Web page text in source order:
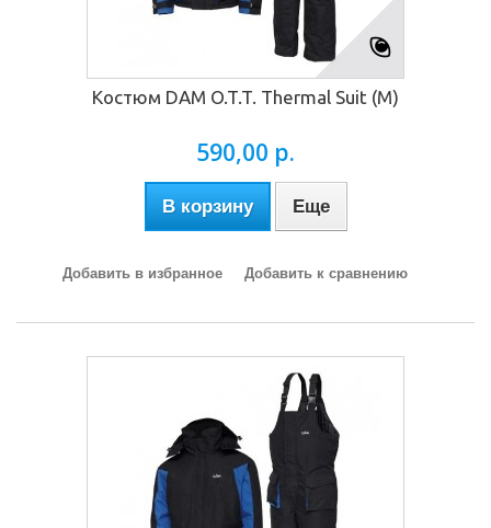
Костюм DAM O.T.T. Thermal Suit (M)
590,00 р.
В корзину Еще
Добавить в избранное Добавить к сравнению